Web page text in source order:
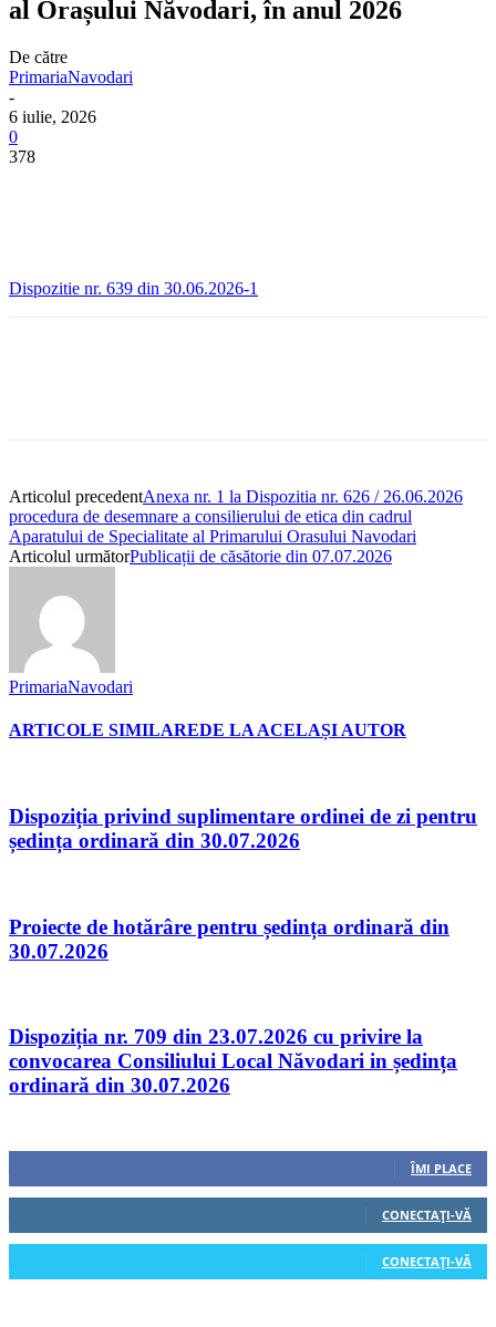
al Orașului Năvodari, în anul 2026
De către
PrimariaNavodari
-
6 iulie, 2026
0
378
Dispozitie nr. 639 din 30.06.2026-1
Articolul precedentAnexa nr. 1 la Dispozitia nr. 626 / 26.06.2026
procedura de desemnare a consilierului de etica din cadrul
Aparatului de Specialitate al Primarului Orasului Navodari
Articolul următorPublicații de căsătorie din 07.07.2026
PrimariaNavodari
ARTICOLE SIMILAREDE LA ACELAȘI AUTOR
Dispoziția privind suplimentare ordinei de zi pentru
ședința ordinară din 30.07.2026
Proiecte de hotărâre pentru ședința ordinară din
30.07.2026
Dispoziția nr. 709 din 23.07.2026 cu privire la
convocarea Consiliului Local Năvodari in ședința
ordinară din 30.07.2026
ÎMI PLACE
CONECTAȚI-VĂ
CONECTAȚI-VĂ